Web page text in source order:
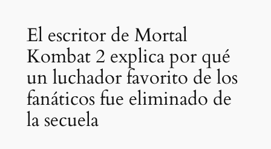
El escritor de Mortal
Kombat 2 explica por qué
un luchador favorito de los
fanáticos fue eliminado de
la secuela